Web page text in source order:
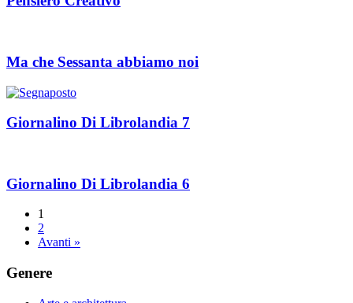
Ma che Sessanta abbiamo noi
Giornalino Di Librolandia 7
Giornalino Di Librolandia 6
1
2
Avanti »
Genere